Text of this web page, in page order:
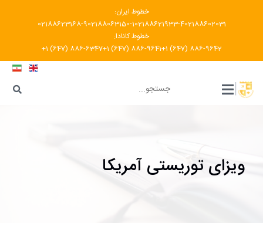
خطوط ایران:
02188623168-902188063150-102188621933-402188602031
خطوط کانادا:
+1 (647) 886-6347+1 (647) 886-9641+1 (647) 886-9642
|
ویزای توریستی آمریکا